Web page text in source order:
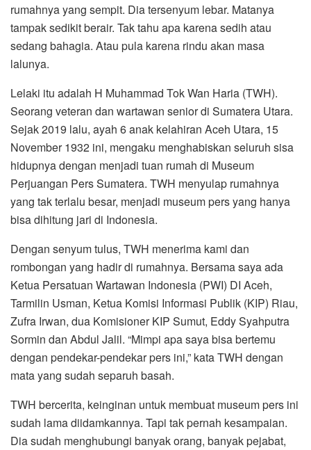
rumahnya yang sempit. Dia tersenyum lebar. Matanya
tampak sedikit berair. Tak tahu apa karena sedih atau
sedang bahagia. Atau pula karena rindu akan masa
lalunya.
Lelaki itu adalah H Muhammad Tok Wan Haria (TWH).
Seorang veteran dan wartawan senior di Sumatera Utara.
Sejak 2019 lalu, ayah 6 anak kelahiran Aceh Utara, 15
November 1932 ini, mengaku menghabiskan seluruh sisa
hidupnya dengan menjadi tuan rumah di Museum
Perjuangan Pers Sumatera. TWH menyulap rumahnya
yang tak terlalu besar, menjadi museum pers yang hanya
bisa dihitung jari di Indonesia.
Dengan senyum tulus, TWH menerima kami dan
rombongan yang hadir di rumahnya. Bersama saya ada
Ketua Persatuan Wartawan Indonesia (PWI) DI Aceh,
Tarmilin Usman, Ketua Komisi Informasi Publik (KIP) Riau,
Zufra Irwan, dua Komisioner KIP Sumut, Eddy Syahputra
Sormin dan Abdul Jalil. “Mimpi apa saya bisa bertemu
dengan pendekar-pendekar pers ini,” kata TWH dengan
mata yang sudah separuh basah.
TWH bercerita, keinginan untuk membuat museum pers ini
sudah lama diidamkannya. Tapi tak pernah kesampaian.
Dia sudah menghubungi banyak orang, banyak pejabat,